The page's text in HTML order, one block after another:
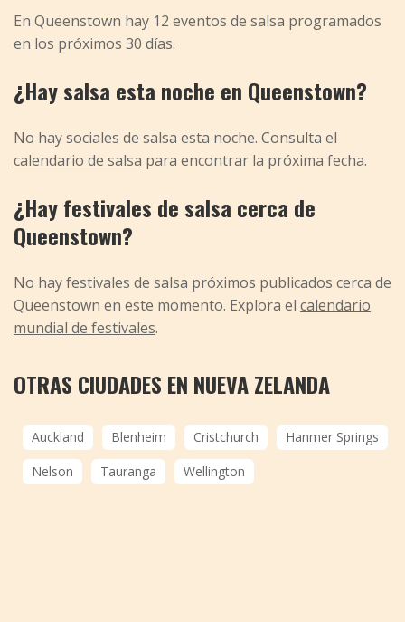
En Queenstown hay 12 eventos de salsa programados
en los próximos 30 días.
¿Hay salsa esta noche en Queenstown?
No hay sociales de salsa esta noche. Consulta el
calendario de salsa para encontrar la próxima fecha.
¿Hay festivales de salsa cerca de
Queenstown?
No hay festivales de salsa próximos publicados cerca de
Queenstown en este momento. Explora el calendario
mundial de festivales.
OTRAS CIUDADES EN NUEVA ZELANDA
Auckland Blenheim Cristchurch
Hanmer Springs
Nelson
Tauranga Wellington